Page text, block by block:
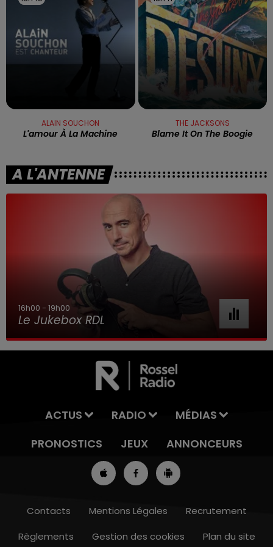
13h00 - 16h00
ALAIN SOUCHON
L'amour À La Machine
THE JACKSONS
Blame It On The Boogie
A L'ANTENNE
16h00 - 19h00
Le Jukebox RDL
ACTUS RADIO
MÉDIAS
PRONOSTICS
JEUX ANNONCEURS
Contacts Mentions Légales
Recrutement
Règlements
Gestion des cookies Plan du site